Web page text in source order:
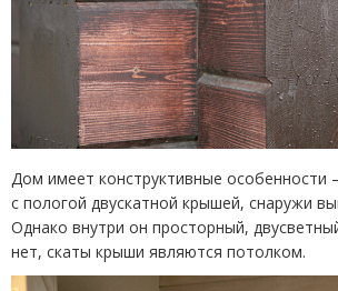
Дом имеет конструктивные
с пологой двускатной крышей, снаружи
Однако внутри он просторный,
нет, скаты крыши являются потолком.